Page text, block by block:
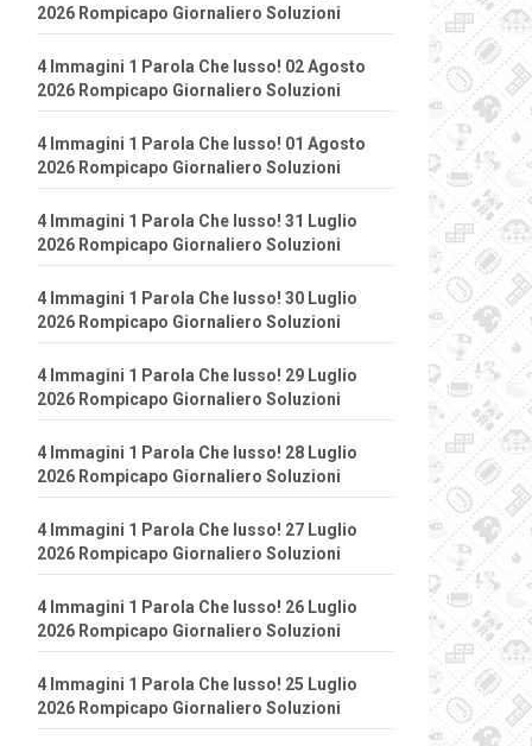
2026 Rompicapo Giornaliero Soluzioni
4 Immagini 1 Parola Che lusso! 02 Agosto
2026 Rompicapo Giornaliero Soluzioni
4 Immagini 1 Parola Che lusso! 01 Agosto
2026 Rompicapo Giornaliero Soluzioni
4 Immagini 1 Parola Che lusso! 31 Luglio
2026 Rompicapo Giornaliero Soluzioni
4 Immagini 1 Parola Che lusso! 30 Luglio
2026 Rompicapo Giornaliero Soluzioni
4 Immagini 1 Parola Che lusso! 29 Luglio
2026 Rompicapo Giornaliero Soluzioni
4 Immagini 1 Parola Che lusso! 28 Luglio
2026 Rompicapo Giornaliero Soluzioni
4 Immagini 1 Parola Che lusso! 27 Luglio
2026 Rompicapo Giornaliero Soluzioni
4 Immagini 1 Parola Che lusso! 26 Luglio
2026 Rompicapo Giornaliero Soluzioni
4 Immagini 1 Parola Che lusso! 25 Luglio
2026 Rompicapo Giornaliero Soluzioni